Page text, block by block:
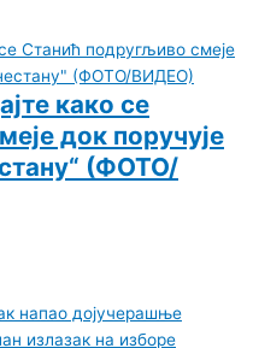
како се
док поручује
(ФОТО/